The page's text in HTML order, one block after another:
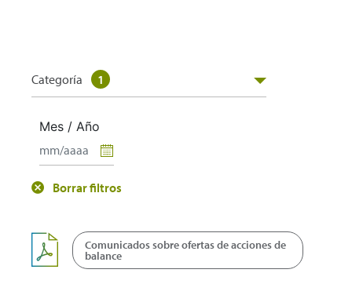
Categoría 1
Mes / Año
Borrar filtros
Comunicados sobre ofertas de acciones de
balance